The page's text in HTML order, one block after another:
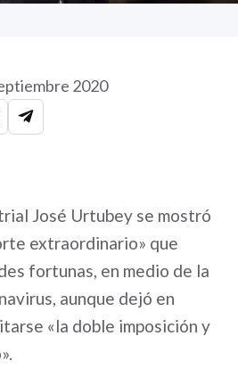
2020
José Urtubey se mostró
extraordinario» que
fortunas, en medio de la
aunque dejó en
«la doble imposición y